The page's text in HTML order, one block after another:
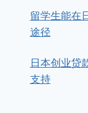
留学生能在
途径
日本创业贷
支持